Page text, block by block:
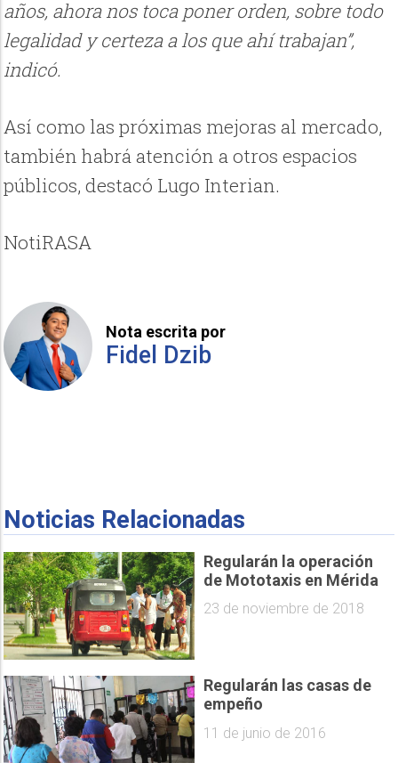
años, ahora nos toca poner orden, sobre todo
legalidad y certeza a los que ahí trabajan”,
indicó.
Así como las próximas mejoras al mercado,
también habrá atención a otros espacios
públicos, destacó Lugo Interian.
NotiRASA
Nota escrita por
Fidel Dzib
Noticias Relacionadas
Regularán la operación
de Mototaxis en Mérida
23 de noviembre de 2018
Regularán las casas de
empeño
11 de junio de 2016